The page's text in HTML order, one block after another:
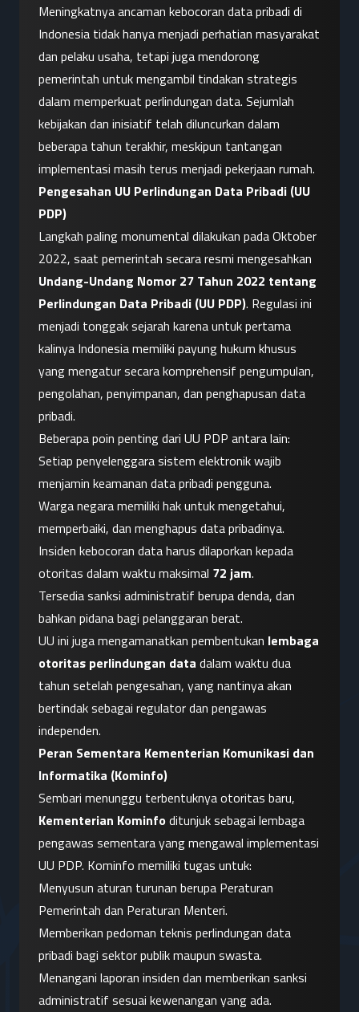
Meningkatnya ancaman kebocoran data pribadi di
Indonesia tidak hanya menjadi perhatian masyarakat
dan pelaku usaha, tetapi juga mendorong
pemerintah untuk mengambil tindakan strategis
dalam memperkuat perlindungan data. Sejumlah
kebijakan dan inisiatif telah diluncurkan dalam
beberapa tahun terakhir, meskipun tantangan
implementasi masih terus menjadi pekerjaan rumah.
Pengesahan UU Perlindungan Data Pribadi (UU
PDP)
Langkah paling monumental dilakukan pada Oktober
Undang-Undang Nomor 27 Tahun 2022 tentang
Perlindungan Data Pribadi (UU PDP). Regulasi ini
menjadi tonggak sejarah karena untuk pertama
kalinya Indonesia memiliki payung hukum khusus
yang mengatur secara komprehensif pengumpulan,
pengolahan, penyimpanan, dan penghapusan data
pribadi.
Beberapa poin penting dari UU PDP antara lain:
Setiap penyelenggara sistem elektronik wajib
menjamin keamanan data pribadi pengguna.
Warga negara memiliki hak untuk mengetahui,
memperbaiki, dan menghapus data pribadinya.
Insiden kebocoran data harus dilaporkan kepada
otoritas dalam waktu maksimal 72 jam.
Tersedia sanksi administratif berupa denda, dan
bahkan pidana bagi pelanggaran berat.
UU ini juga mengamanatkan pembentukan lembaga
otoritas perlindungan data dalam waktu dua
tahun setelah pengesahan, yang nantinya akan
bertindak sebagai regulator dan pengawas
independen.
Peran Sementara Kementerian Komunikasi dan
Informatika (Kominfo)
Kementerian Kominfo ditunjuk sebagai lembaga
pengawas sementara yang mengawal implementasi
UU PDP. Kominfo memiliki tugas untuk:
Menyusun aturan turunan berupa Peraturan
Pemerintah dan Peraturan Menteri.
Memberikan pedoman teknis perlindungan data
pribadi bagi sektor publik maupun swasta.
Menangani laporan insiden dan memberikan sanksi
administratif sesuai kewenangan yang ada.